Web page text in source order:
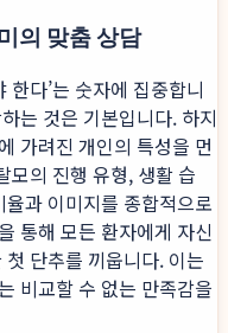
의 맞춤 상담
한다’는 숫자에 집중합니
는 것은 기본입니다. 하지
가려진 개인의 특성을 먼
모의 진행 유형, 생활 습
과 이미지를 종합적으로
통해 모든 환자에게 자신
첫 단추를 끼웁니다. 이는
비교할 수 없는 만족감을